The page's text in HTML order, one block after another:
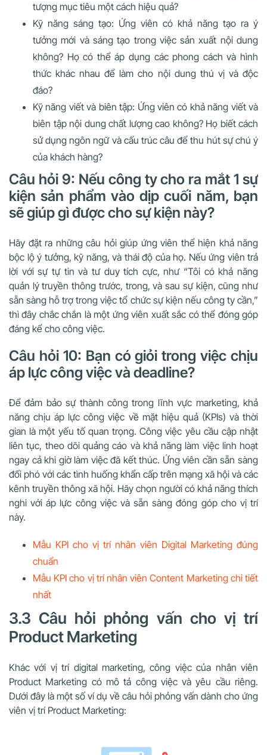
tượng mục tiêu một cách hiệu quả?
Kỹ năng sáng tạo: Ứng viên có khả năng tạo ra ý
tưởng mới và sáng tạo trong việc sản xuất nội dung
không? Họ có thể áp dụng các phong cách và hình
thức khác nhau để làm cho nội dung thú vị và độc
đáo?
Kỹ năng viết và biên tập: Ứng viên có khả năng viết và
biên tập nội dung chất lượng cao không? Họ biết cách
sử dụng ngôn ngữ và cấu trúc câu để thu hút sự chú ý
của khách hàng?
Câu hỏi 9: Nếu công ty cho ra mắt 1 sự
kiện sản phẩm vào dịp cuối năm, bạn
sẽ giúp gì được cho sự kiện này?
Hãy đặt ra những câu hỏi giúp ứng viên thể hiện khả năng
bộc lộ ý tưởng, kỹ năng, và thái độ của họ. Nếu ứng viên trả
lời với sự tự tin và tư duy tích cực, như “Tôi có khả năng
quản lý truyền thông trước, trong, và sau sự kiện, cũng như
sẵn sàng hỗ trợ trong việc tổ chức sự kiện nếu công ty cần,”
thì đây chắc chắn là một ứng viên xuất sắc có thể đóng góp
đáng kể cho công việc.
Câu hỏi 10: Bạn có giỏi trong việc chịu
áp lực công việc và deadline?
Để đảm bảo sự thành công trong lĩnh vực marketing, khả
năng chịu áp lực công việc về mặt hiệu quả (KPIs) và thời
gian là một yếu tố quan trọng. Công việc yêu cầu cập nhật
liên tục, theo dõi quảng cáo và khả năng làm việc linh hoạt
ngay cả khi giờ làm việc đã kết thúc. Ứng viên cần sẵn sàng
đối phó với các tình huống khẩn cấp trên mạng xã hội và các
kênh truyền thông xã hội. Hãy chọn người có khả năng thích
nghi với áp lực công việc và sẵn sàng đóng góp cho vị trí
này.
Mẫu KPI cho vị trí nhân viên Digital Marketing đúng
chuẩn
Mẫu KPI cho vị trí nhân viên Content Marketing chi tiết
nhất
3.3 Câu hỏi phỏng vấn cho vị trí
Product Marketing
Khác với vị trí digital marketing, công việc của nhân viên
Product Marketing có mô tả công việc và yêu cầu riêng.
Dưới đây là một số ví dụ về câu hỏi phỏng vấn dành cho ứng
viên vị trí Product Marketing: